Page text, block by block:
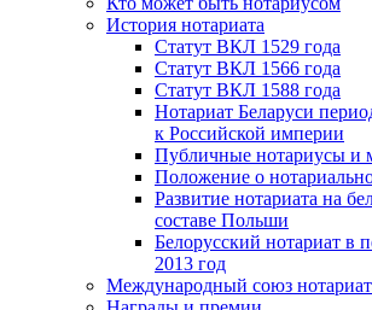
История нотариата
Статут ВКЛ 1529 года
Статут ВКЛ 1566 года
Статут ВКЛ 1588 года
Нотариат Беларуси
к Российской империи
Публичные нотариусы и
Положение о
Развитие нотариата на
составе Польши
Белорусский нотариат в
2013 год
Международный союз